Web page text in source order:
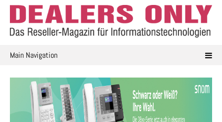
Skip
content
Main Navigation